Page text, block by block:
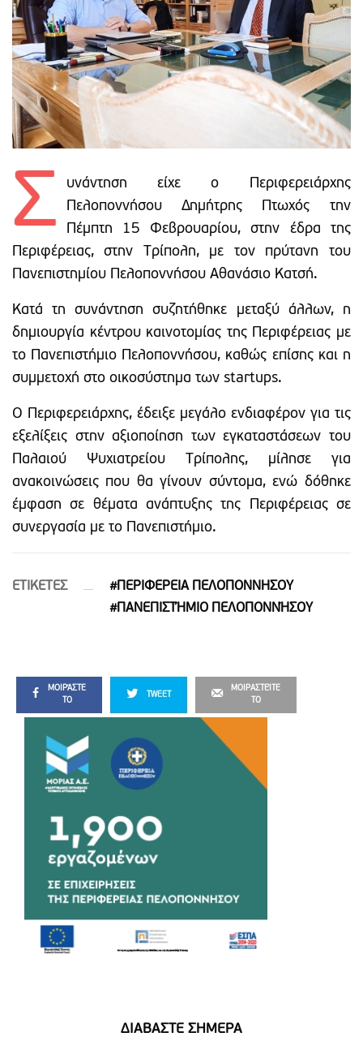
Σ
υνάντηση είχε ο Περιφερειάρχης
Πελοποννήσου Δημήτρης Πτωχός την
Πέμπτη 15 Φεβρουαρίου, στην έδρα της
Περιφέρειας, στην Τρίπολη, με τον πρύτανη του
Πανεπιστημίου Πελοποννήσου Αθανάσιο Κατσή.
Κατά τη συνάντηση συζητήθηκε μεταξύ άλλων, η
δημιουργία κέντρου καινοτομίας της Περιφέρειας με
το Πανεπιστήμιο Πελοποννήσου, καθώς επίσης και η
συμμετοχή στο οικοσύστημα των startups.
Ο Περιφερειάρχης, έδειξε μεγάλο ενδιαφέρον για τις
εξελίξεις στην αξιοποίηση των εγκαταστάσεων του
Παλαιού Ψυχιατρείου Τρίπολης, μίλησε για
ανακοινώσεις που θα γίνουν σύντομα, ενώ δόθηκε
έμφαση σε θέματα ανάπτυξης της Περιφέρειας σε
συνεργασία με το Πανεπιστήμιο.
ETIΚΕΤΕΣ
#ΠΕΡΙΦΕΡΕΙΑ ΠΕΛΟΠΟΝΝΗΣΟΥ
#ΠΑΝΕΠΙΣΤΉΜΙΟ ΠΕΛΟΠΟΝΝΉΣΟΥ
ΜΟΙΡΆΣΤΕ
ΤΟ
TWEET
ΜΟΙΡΑΣΤΕΊΤΕ
ΤΟ
ΔΙΑΒΑΣΤΕ ΣΗΜΕΡΑ